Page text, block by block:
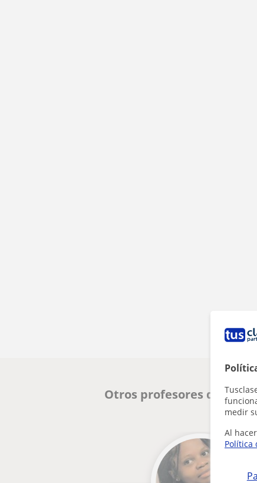
medir
Al
Política
Otros profesores de